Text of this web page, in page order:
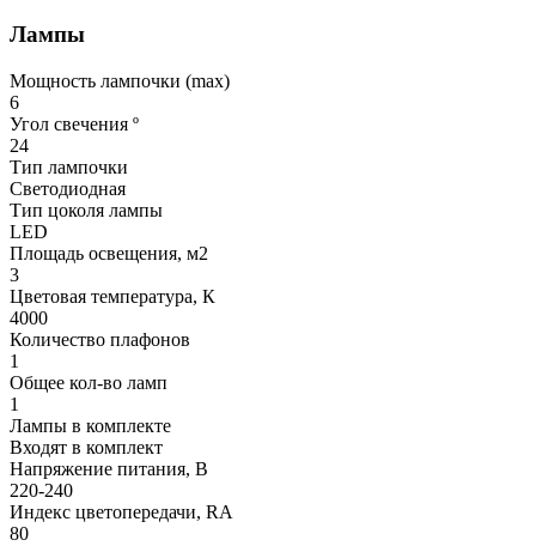
Лампы
Мощность лампочки (max)
6
Угол свечения º
24
Тип лампочки
Светодиодная
Тип цоколя лампы
LED
Площадь освещения, м2
3
Цветовая температура, К
4000
Количество плафонов
1
Общее кол-во ламп
1
Лампы в комплекте
Входят в комплект
Напряжение питания, В
220-240
Индекс цветопередачи, RA
80